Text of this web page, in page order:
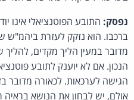
נפסק: התובע הפוטנציאלי אינו
ברכבו. הוא נזקק לעזרת ביהמ"ש
מדובר במעין הליך מקדים, להליך
הנכון. אם לא יוענק לתובע
הגישה לערכאות. לכאורה מדובר
אולם, יש לבחון את הנושא בראיה